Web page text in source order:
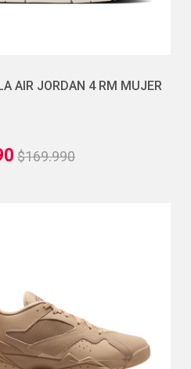
AIR JORDAN 4 RM MUJER
$169.990